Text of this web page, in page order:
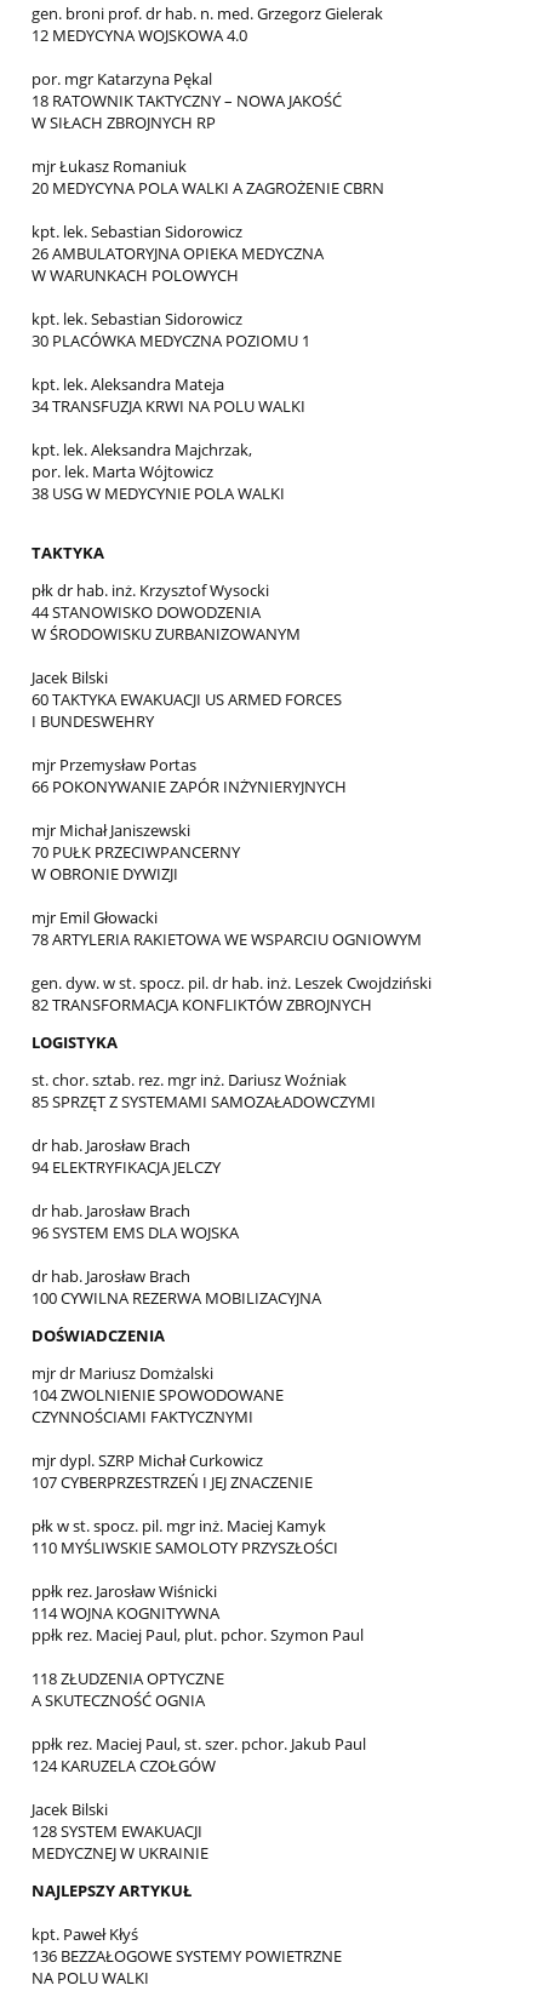
gen. broni prof. dr hab. n. med. Grzegorz Gielerak
12 MEDYCYNA WOJSKOWA 4.0
por. mgr Katarzyna Pękal
18 RATOWNIK TAKTYCZNY – NOWA JAKOŚĆ
W SIŁACH ZBROJNYCH RP
mjr Łukasz Romaniuk
20 MEDYCYNA POLA WALKI A ZAGROŻENIE CBRN
kpt. lek. Sebastian Sidorowicz
26 AMBULATORYJNA OPIEKA MEDYCZNA
W WARUNKACH POLOWYCH
kpt. lek. Sebastian Sidorowicz
30 PLACÓWKA MEDYCZNA POZIOMU 1
kpt. lek. Aleksandra Mateja
34 TRANSFUZJA KRWI NA POLU WALKI
kpt. lek. Aleksandra Majchrzak,
por. lek. Marta Wójtowicz
38 USG W MEDYCYNIE POLA WALKI
TAKTYKA
płk dr hab. inż. Krzysztof Wysocki
44 STANOWISKO DOWODZENIA
W ŚRODOWISKU ZURBANIZOWANYM
Jacek Bilski
60 TAKTYKA EWAKUACJI US ARMED FORCES
I BUNDESWEHRY
mjr Przemysław Portas
66 POKONYWANIE ZAPÓR INŻYNIERYJNYCH
mjr Michał Janiszewski
70 PUŁK PRZECIWPANCERNY
W OBRONIE DYWIZJI
mjr Emil Głowacki
78 ARTYLERIA RAKIETOWA WE WSPARCIU OGNIOWYM
gen. dyw. w st. spocz. pil. dr hab. inż. Leszek Cwojdziński
82 TRANSFORMACJA KONFLIKTÓW ZBROJNYCH
LOGISTYKA
st. chor. sztab. rez. mgr inż. Dariusz Woźniak
85 SPRZĘT Z SYSTEMAMI SAMOZAŁADOWCZYMI
dr hab. Jarosław Brach
94 ELEKTRYFIKACJA JELCZY
dr hab. Jarosław Brach
96 SYSTEM EMS DLA WOJSKA
dr hab. Jarosław Brach
100 CYWILNA REZERWA MOBILIZACYJNA
DOŚWIADCZENIA
mjr dr Mariusz Domżalski
104 ZWOLNIENIE SPOWODOWANE
CZYNNOŚCIAMI FAKTYCZNYMI
mjr dypl. SZRP Michał Curkowicz
107 CYBERPRZESTRZEŃ I JEJ ZNACZENIE
płk w st. spocz. pil. mgr inż. Maciej Kamyk
110 MYŚLIWSKIE SAMOLOTY PRZYSZŁOŚCI
ppłk rez. Jarosław Wiśnicki
114 WOJNA KOGNITYWNA
ppłk rez. Maciej Paul, plut. pchor. Szymon Paul
118 ZŁUDZENIA OPTYCZNE
A SKUTECZNOŚĆ OGNIA
ppłk rez. Maciej Paul, st. szer. pchor. Jakub Paul
124 KARUZELA CZOŁGÓW
Jacek Bilski
128 SYSTEM EWAKUACJI
MEDYCZNEJ W UKRAINIE
NAJLEPSZY ARTYKUŁ
kpt. Paweł Kłyś
136 BEZZAŁOGOWE SYSTEMY POWIETRZNE
NA POLU WALKI